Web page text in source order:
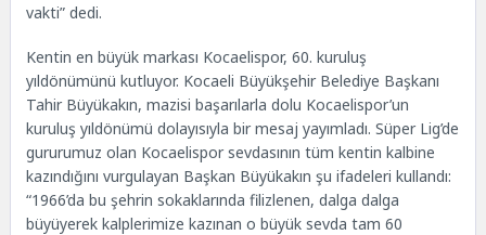
vakti” dedi.
Kentin en büyük markası Kocaelispor, 60. kuruluş
yıldönümünü kutluyor. Kocaeli Büyükşehir Belediye Başkanı
Tahir Büyükakın, mazisi başarılarla dolu Kocaelispor’un
kuruluş yıldönümü dolayısıyla bir mesaj yayımladı. Süper Lig’de
gururumuz olan Kocaelispor sevdasının tüm kentin kalbine
kazındığını vurgulayan Başkan Büyükakın şu ifadeleri kullandı:
“1966’da bu şehrin sokaklarında filizlenen, dalga dalga
büyüyerek kalplerimize kazınan o büyük sevda tam 60